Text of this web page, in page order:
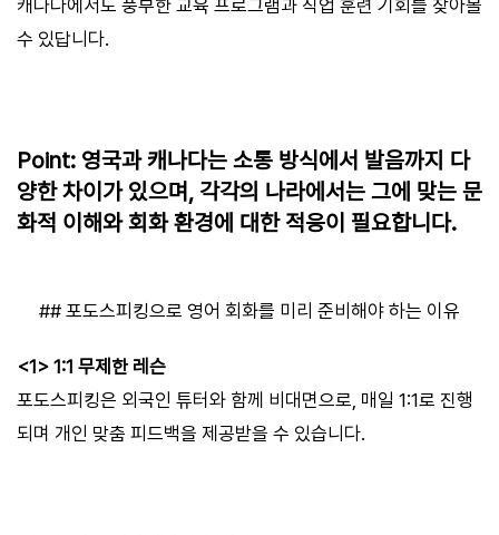
캐나다에서도 풍부한 교육 프로그램과 직업 훈련 기회를 찾아볼
수 있답니다.
Point: 영국과 캐나다는 소통 방식에서 발음까지 다
양한 차이가 있으며, 각각의 나라에서는 그에 맞는 문
화적 이해와 회화 환경에 대한 적응이 필요합니다.
## 포도스피킹으로 영어 회화를 미리 준비해야 하는 이유
<1> 1:1 무제한 레슨
포도스피킹은 외국인 튜터와 함께 비대면으로, 매일 1:1로 진행
되며 개인 맞춤 피드백을 제공받을 수 있습니다.